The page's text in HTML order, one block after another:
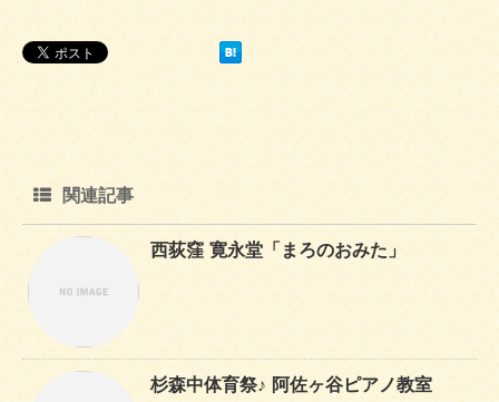
関連記事
西荻窪 寛永堂「まろのおみた」
杉森中体育祭♪ 阿佐ヶ谷ピアノ教室